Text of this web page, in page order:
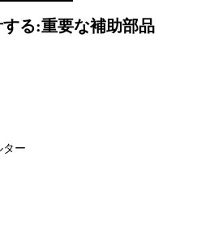
る:重要な補助部品
ター